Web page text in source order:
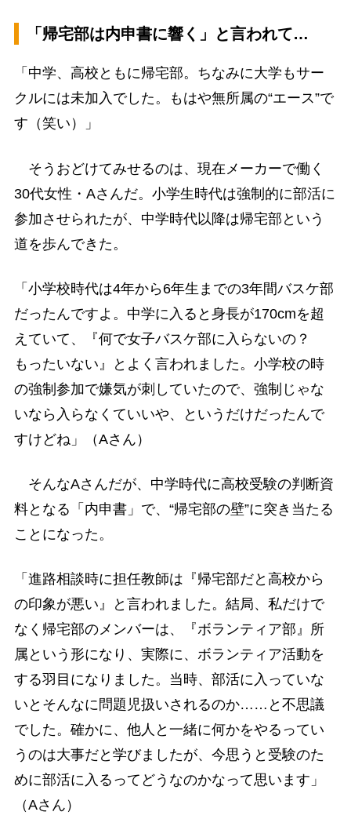
「帰宅部は内申書に響く」と言われて…
「中学、高校ともに帰宅部。ちなみに大学もサー
クルには未加入でした。もはや無所属の“エース”で
す（笑い）」
そうおどけてみせるのは、現在メーカーで働く
30代女性・Aさんだ。小学生時代は強制的に部活に
参加させられたが、中学時代以降は帰宅部という
道を歩んできた。
「小学校時代は4年から6年生までの3年間バスケ部
だったんですよ。中学に入ると身長が170cmを超
えていて、『何で女子バスケ部に入らないの？
もったいない』とよく言われました。小学校の時
の強制参加で嫌気が刺していたので、強制じゃな
いなら入らなくていいや、というだけだったんで
すけどね」（Aさん）
そんなAさんだが、中学時代に高校受験の判断資
料となる「内申書」で、“帰宅部の壁”に突き当たる
ことになった。
「進路相談時に担任教師は『帰宅部だと高校から
の印象が悪い』と言われました。結局、私だけで
なく帰宅部のメンバーは、『ボランティア部』所
属という形になり、実際に、ボランティア活動を
する羽目になりました。当時、部活に入っていな
いとそんなに問題児扱いされるのか……と不思議
でした。確かに、他人と一緒に何かをやるってい
うのは大事だと学びましたが、今思うと受験のた
めに部活に入るってどうなのかなって思います」
（Aさん）